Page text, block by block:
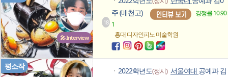
🎤 Interview
18
주 (매천고)
경쟁률 10.90 :
1
홍대 디자인피노미술학원
평소작
ㆍ 2022학년도(정시) 서울여대 공예과 김